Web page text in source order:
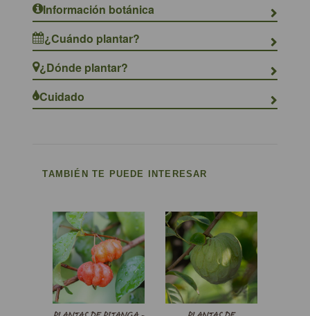
Información botánica
¿Cuándo plantar?
¿Dónde plantar?
Cuidado
TAMBIÉN TE PUEDE INTERESAR